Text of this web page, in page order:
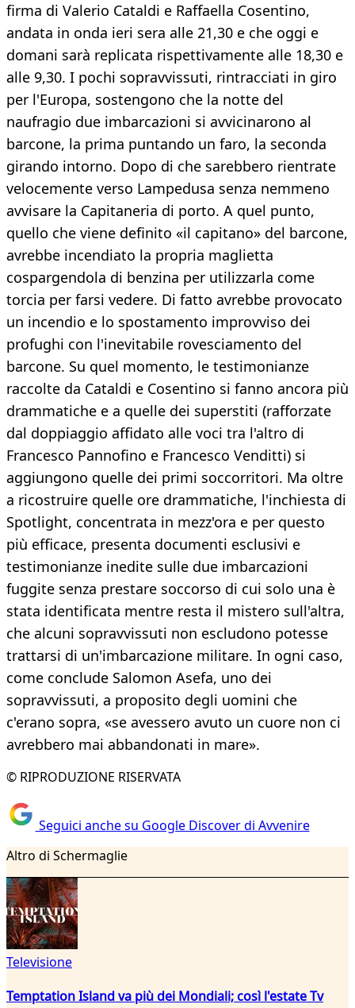
firma di Valerio Cataldi e Raffaella Cosentino,
andata in onda ieri sera alle 21,30 e che oggi e
domani sarà replicata rispettivamente alle 18,30 e
alle 9,30. I pochi sopravvissuti, rintracciati in giro
per l'Europa, sostengono che la notte del
naufragio due imbarcazioni si avvicinarono al
barcone, la prima puntando un faro, la seconda
girando intorno. Dopo di che sarebbero rientrate
velocemente verso Lampedusa senza nemmeno
avvisare la Capitaneria di porto. A quel punto,
quello che viene definito «il capitano» del barcone,
avrebbe incendiato la propria maglietta
cospargendola di benzina per utilizzarla come
torcia per farsi vedere. Di fatto avrebbe provocato
un incendio e lo spostamento improvviso dei
profughi con l'inevitabile rovesciamento del
barcone. Su quel momento, le testimonianze
raccolte da Cataldi e Cosentino si fanno ancora più
drammatiche e a quelle dei superstiti (rafforzate
dal doppiaggio affidato alle voci tra l'altro di
Francesco Pannofino e Francesco Venditti) si
aggiungono quelle dei primi soccorritori. Ma oltre
a ricostruire quelle ore drammatiche, l'inchiesta di
Spotlight, concentrata in mezz'ora e per questo
più efficace, presenta documenti esclusivi e
testimonianze inedite sulle due imbarcazioni
fuggite senza prestare soccorso di cui solo una è
stata identificata mentre resta il mistero sull'altra,
che alcuni sopravvissuti non escludono potesse
trattarsi di un'imbarcazione militare. In ogni caso,
come conclude Salomon Asefa, uno dei
sopravvissuti, a proposito degli uomini che
c'erano sopra, «se avessero avuto un cuore non ci
avrebbero mai abbandonati in mare».
© RIPRODUZIONE RISERVATA
Seguici anche su Google Discover di Avvenire
Altro di Schermaglie
Televisione
Temptation Island va più dei Mondiali; così l'estate Tv